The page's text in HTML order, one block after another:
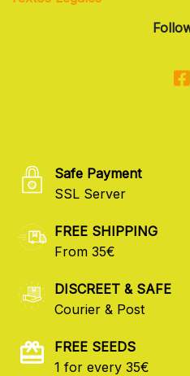
Safe Payment
SSL Server
FREE SHIPPING
From 35€
DISCREET & SAFE
Courier & Post
FREE SEEDS
1 for every 35€